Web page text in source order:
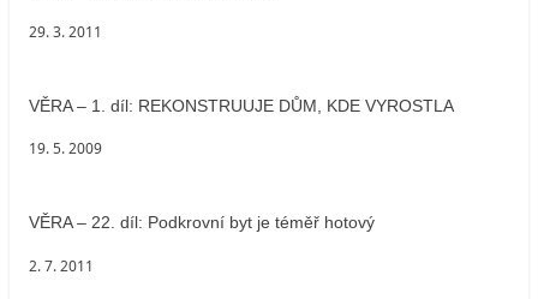
29. 3. 2011
VĚRA – 1. díl: REKONSTRUUJE DŮM, KDE VYROSTLA
19. 5. 2009
VĚRA – 22. díl: Podkrovní byt je téměř hotový
2. 7. 2011